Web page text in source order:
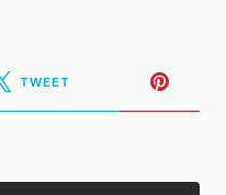
TWEET